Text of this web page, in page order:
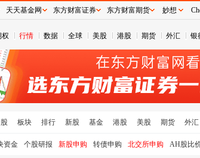
权 行情 数据 全球 美股 港股 期货 外汇 银
板块 排行 新股 基金 港股 美股 期货 外汇
资金 个股研报 新股申购 转债申购 北交所申购 AH股比
天天基金网 东方财富证券 东方财富期货 妙想